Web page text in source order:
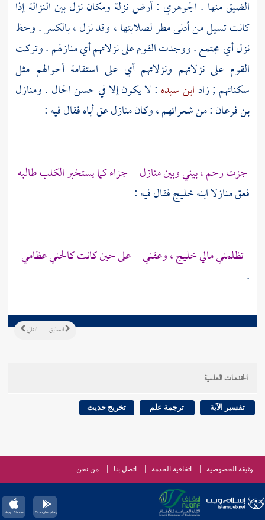
الضيق منها . الجوهري : أرض نزلة ومكان نزل بين النزالة إذا
كانت تسيل من أدنى مطر لصلابتها ، وقد نزل ، بالكسر . وحظ
نزل أي مجتمع . ووجدت القوم على نزلاتهم أي منازلهم . وتركت
القوم على نزلاتهم ونزلاتهم أي على استقامة أحوالهم مثل
سكناتهم ; زادابن سيده : لا يكون إلا في حسن الحال .ومنازل
بن فرعان: من شعرائهم ، وكان منازل عق أباه فقال فيه :
جزت رحم ، بيني وبين منازل جزاء كما يستخبر الكلب طالبه
فعقمنازلاابنهخليجفقال فيه :
تظلمني مالي خليج ، وعقني على حين كانت كالحني عظامي
.
التالي السابق
الخدمات العلمية
تفسير الآية ترجمة علم تخريج حديث
وثيقة الخصوصية اتفاقية الخدمة اتصل بنا من نحن